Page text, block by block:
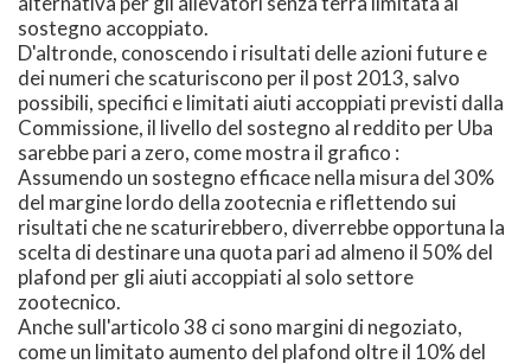
sostegno accoppiato.
D'altronde, conoscendo i risultati delle azioni future e
dei numeri che scaturiscono per il post 2013, salvo
possibili, specifici e limitati aiuti accoppiati previsti dalla
Commissione, il livello del sostegno al reddito per Uba
sarebbe pari a zero, come mostra il grafico :
Assumendo un sostegno efficace nella misura del 30%
del margine lordo della zootecnia e riflettendo sui
risultati che ne scaturirebbero, diverrebbe opportuna la
scelta di destinare una quota pari ad almeno il 50% del
plafond per gli aiuti accoppiati al solo settore
zootecnico.
Anche sull'articolo 38 ci sono margini di negoziato,
come un limitato aumento del plafond oltre il 10% del